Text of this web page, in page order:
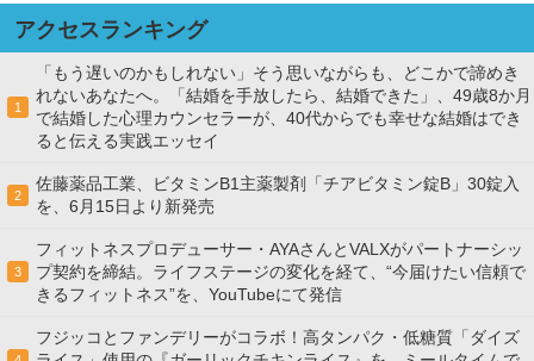
アクセスランキング
1
「もう遅いのかもしれない」そう思いながらも、どこかで諦めき
れないあなたへ。「結婚を手放したら、結婚できた」、49歳8か月
で結婚した心理カウンセラーが、40代からでも幸せな結婚はでき
ると伝える実践エッセイ
2
佐藤薬品工業、ビタミンB1主薬製剤「チアビタミン錠B」30錠入
を、6月15日より新発売
3
フィットネスプロデューサー・AYAさんとVALXがパートナーシッ
プ契約を締結。ライフステージの変化を経て、“今届けたい信頼で
きるフィットネス”を、YouTubeにて発信
フジッコとファンデリーがコラボ！高タンパク・低糖質「ダイズ